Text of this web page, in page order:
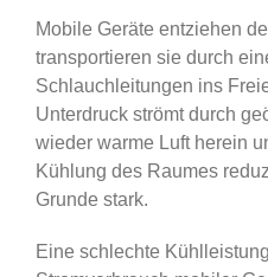
Mobile Geräte entziehen
transportieren sie durch
Schlauchleitungen ins
Unterdruck strömt durch
wieder warme Luft herein
Kühlung des Raumes
Grunde stark.
Eine schlechte